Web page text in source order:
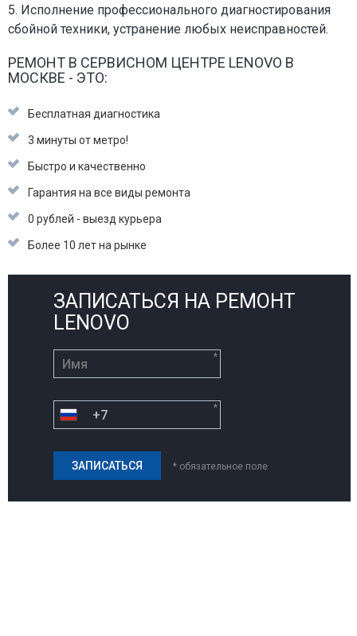
5. Исполнение профессионального диагностирования
сбойной техники, устранение любых неисправностей.
РЕМОНТ В СЕРВИСНОМ ЦЕНТРЕ LENOVO В
МОСКВЕ - ЭТО:
Бесплатная диагностика
3 минуты от метро!
Быстро и качественно
Гарантия на все виды ремонта
0 рублей - выезд курьера
Более 10 лет на рынке
ЗАПИСАТЬСЯ НА РЕМОНТ
LENOVO
*
*
* обязательное поле